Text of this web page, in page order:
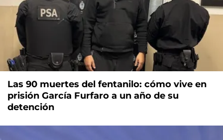
Las 90 muertes del fentanilo: cómo vive en
prisión García Furfaro a un año de su
detención